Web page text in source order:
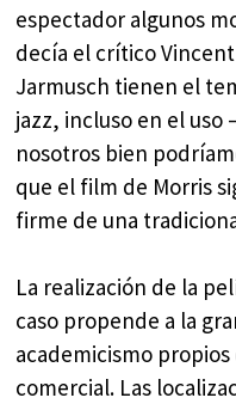
espectador algunos
decía el crítico
Jarmusch tienen el
jazz, incluso en el uso
nosotros bien
que el film de Morris
firme de una
La realización de la
caso propende a la
academicismo
comercial. Las